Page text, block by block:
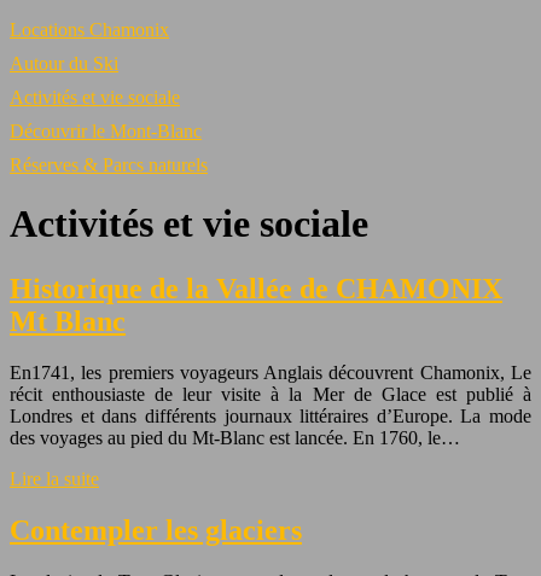
Locations Chamonix
Autour du Ski
Activités et vie sociale
Découvrir le Mont-Blanc
Réserves & Parcs naturels
Activités et vie sociale
Historique de la Vallée de CHAMONIX
Mt Blanc
En1741, les premiers voyageurs Anglais découvrent Chamonix, Le
récit enthousiaste de leur visite à la Mer de Glace est publié à
Londres et dans différents journaux littéraires d’Europe. La mode
des voyages au pied du Mt-Blanc est lancée. En 1760, le…
Lire la suite
Contempler les glaciers